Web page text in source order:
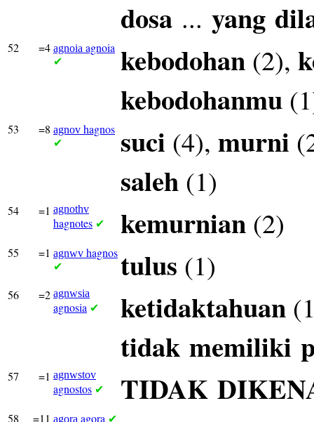
dosa ... yang
52 =4 agnoia agnoia
✔ kebodohan (2),
kebodohanmu
53 =8 agnov hagnos
✔ suci (4), murni
saleh (1)
54 =1 agnothv
hagnotes ✔ kemurnian (2)
55 =1 agnwv hagnos
✔ tulus (1)
56 =2 agnwsia
agnosia ✔ ketidaktahuan
tidak memiliki
57 =1 agnwstov
agnostos ✔ TIDAK
58 =11 agora agora ✔